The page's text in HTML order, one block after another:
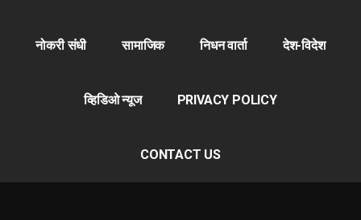
नोकरी संधी सामाजिक निधन वार्ता देश-विदेश
व्हिडिओ न्यूज PRIVACY POLICY
CONTACT US